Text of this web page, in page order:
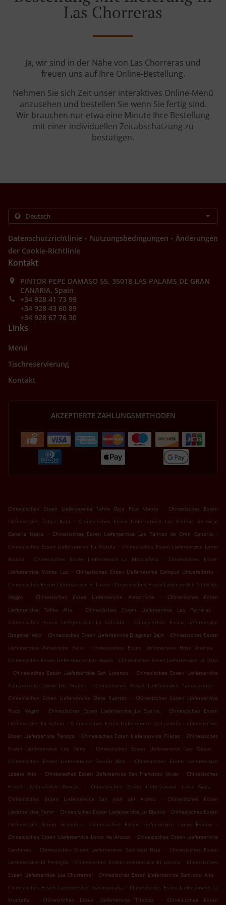
Las Chorreras
Ja, wir sind in der Nähe von Las Chorreras und
freuen uns auf Ihre Online-Bestellung.
Nehmen Sie sich Zeit unser interaktives Online-Menü
anzusehen und bestellen Sie wenn Sie fertig sind.
Wir brauchen nur etwa eine Minute Ihre Bestellung
mit einer individuellen Zeitabschätzung zu
bestätigen.
Datenschutzrichtlinie . Nutzungsbedingungen . Änderungen
der Cookie-Richtlinie
Kontakt
PINTOR PEPE DAMASO 55, 35018 LAS PALAMS DE GRAN
CANARIA, Spain
+34 928 41 73 99
+34 928 43 60 89
+34 928 67 76 30
Links
Menü
Tischreservierung
Kontakt
AKZEPTIERTE ZAHLUNGSMETHODEN
Chinesisches Essen Lieferservice Tafira Baja Pico Viento .
Chinesisches Essen
Lieferservice Tafira Baja
.
Chinesisches Essen Lieferservice Las Palmas de Gran
Canaria Isleta
. Chinesisches Essen Lieferservice Las Palmas de Gran Canaria
.
Chinesisches Essen Lieferservice La Matula . Chinesisches Essen Lieferservice Lomo
Blanco
. Chinesisches Essen Lieferservice La Montañeta .
Chinesisches Essen
Lieferservice Monte Luz
. Chinesisches Essen Lieferservice Campus Universitario
.
Chinesisches Essen Lieferservice El Lasso . Chinesisches Essen Lieferservice Salto del
Negro
. Chinesisches Essen Lieferservice Almatriche .
Chinesisches Essen
Lieferservice Tafira Alta
. Chinesisches Essen Lieferservice Las Perreras
.
Chinesisches Essen Lieferservice La Calzada
.
Chinesisches Essen Lieferservice
Dragonal Alto . Chinesisches Essen Lieferservice Dragonal Bajo . Chinesisches Essen
Lieferservice Almatriche Bajo
. Chinesisches Essen Lieferservice Hoya Andrea
.
Chinesisches Essen Lieferservice Los Hoyos . Chinesisches Essen Lieferservice La Data
. Chinesisches Essen Lieferservice San Lorenzo . Chinesisches Essen Lieferservice
Tamaraceite Lomo Los Frailes
. Chinesisches Essen Lieferservice Tamaraceite
.
Chinesisches Essen Lieferservice Siete Puertas
. Chinesisches Essen Lieferservice
Risco Negro
. Chinesisches Essen Lieferservice La Suerte .
Chinesisches Essen
Lieferservice La Galera . Chinesisches Essen Lieferservice La Cazuela . Chinesisches
Essen Lieferservice Tenoya . Chinesisches Essen Lieferservice Piletas . Chinesisches
Essen Lieferservice Los Giles
. Chinesisches Essen Lieferservice Las Mesas
.
Chinesisches Essen Lieferservice Toscón Alto
.
Chinesisches Essen Lieferservice
Ladera Alta
. Chinesisches Essen Lieferservice San Francisco Javier . Chinesisches
Essen Lieferservice Arucas
. Chinesisches Essen Lieferservice Casa Ayala
.
Chinesisches Essen Lieferservice San José del Álamo
.
Chinesisches Essen
Lieferservice Teror . Chinesisches Essen Lieferservice Lo Blanco . Chinesisches Essen
Lieferservice Lomo Grande
. Chinesisches Essen Lieferservice Lomo Espino
.
Chinesisches Essen Lieferservice Lomo de Arucas . Chinesisches Essen Lieferservice
Cardones
. Chinesisches Essen Lieferservice Santidad Baja .
Chinesisches Essen
Lieferservice El Perdigón . Chinesisches Essen Lieferservice El Lomito . Chinesisches
Essen Lieferservice Las Chorreras . Chinesisches Essen Lieferservice Santidad Alta .
Chinesisches Essen Lieferservice Trasmontaña . Chinesisches Essen Lieferservice La
Montaña
. Chinesisches Essen Lieferservice Tinocas .
Chinesisches Essen